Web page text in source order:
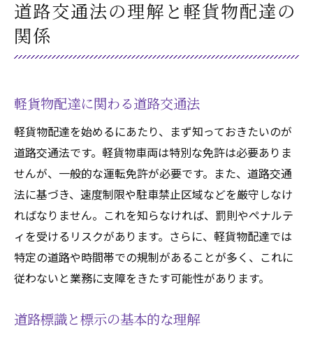
道路交通法の理解と軽貨物配達の
関係
軽貨物配達に関わる道路交通法
軽貨物配達を始めるにあたり、まず知っておきたいのが
道路交通法です。軽貨物車両は特別な免許は必要ありま
せんが、一般的な運転免許が必要です。また、道路交通
法に基づき、速度制限や駐車禁止区域などを厳守しなけ
ればなりません。これを知らなければ、罰則やペナルテ
ィを受けるリスクがあります。さらに、軽貨物配達では
特定の道路や時間帯での規制があることが多く、これに
従わないと業務に支障をきたす可能性があります。
道路標識と標示の基本的な理解